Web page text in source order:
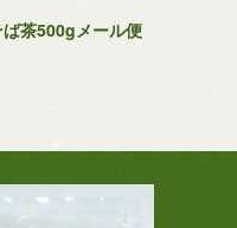
茶500gメール便